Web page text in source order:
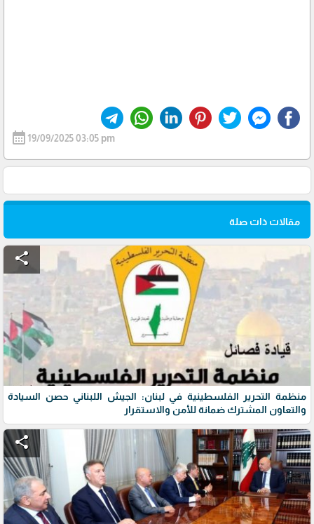
calendar_month 19/09/2025 03:05 pm
مقالات ذات صلة
share
منظمة التحرير الفلسطينية في لبنان: الجيش اللبناني حصن السيادة
والتعاون المشترك ضمانة للأمن والاستقرار
share